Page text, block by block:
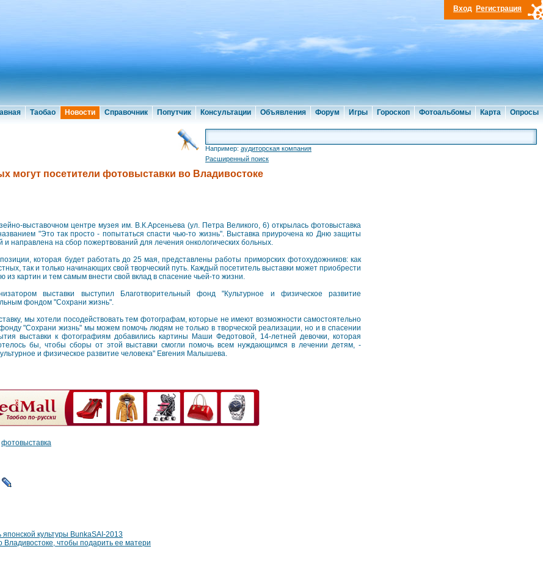
Таобао Новости Справочник Попутчик Консультации Объявления Форум Игры Гороскоп Фотоальбомы Карта Опросы
Вход Регистрация
Например: аудиторская компания
Расширенный поиск
могут посетители фотовыставки во Владивостоке
выставочном центре музея им. В.К.Арсеньева (ул. Петра Великого, 6) открылась фотовыставка
"Это так просто - попытаться спасти чью-то жизнь". Выставка приурочена ко Дню защиты
и направлена на сбор пожертвований для лечения онкологических больных.
которая будет работать до 25 мая, представлены работы приморских фотохудожников: как
так и только начинающих свой творческий путь. Каждый посетитель выставки может приобрести
из картин и тем самым внести свой вклад в спасение чьей-то жизни.
выставки выступил Благотворительный фонд "Культурное и физическое развитие
фондом "Сохрани жизнь".
мы хотели посодействовать тем фотографам, которые не имеют возможности самостоятельно
"Сохрани жизнь" мы можем помочь людям не только в творческой реализации, но и в спасении
выставки к фотографиям добавились картины Маши Федотовой, 14-летней девочки, которая
бы, чтобы сборы от этой выставки смогли помочь всем нуждающимся в лечении детям, -
и физическое развитие человека" Евгения Малышева.
фотовыставка
культуры BunkaSAI-2013
Владивостоке, чтобы подарить ее матери